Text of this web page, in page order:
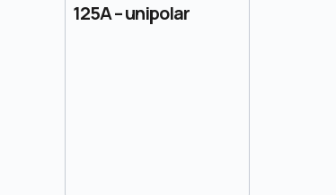
125A – unipolar